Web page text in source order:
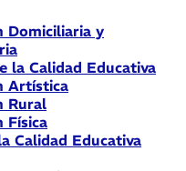
Domiciliaria y
la Calidad Educativa
Artística
Rural
Física
Calidad Educativa